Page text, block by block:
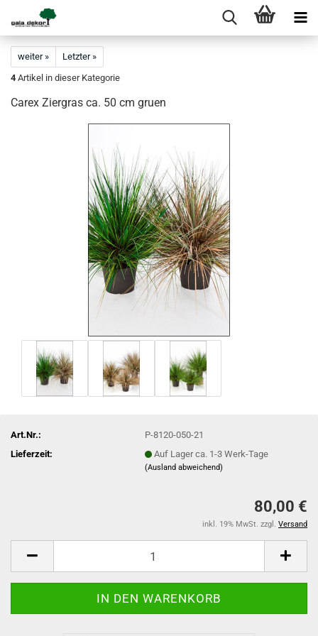
weiter »
Letzter »
4 Artikel in dieser Kategorie
Carex Ziergras ca. 50 cm gruen
Art.Nr.:
P-8120-050-21
Lieferzeit:
Auf Lager ca. 1-3 Werk-Tage
(Ausland abweichend)
80,00 €
inkl. 19% MwSt. zzgl. Versand